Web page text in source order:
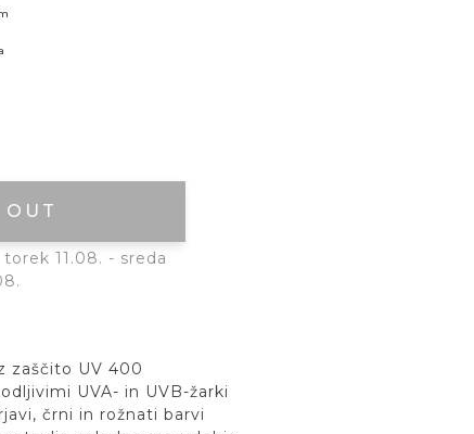
OUT
11.08. - sreda
zaščito UV 400
UVA- in UVB-žarki
črni in rožnati barvi